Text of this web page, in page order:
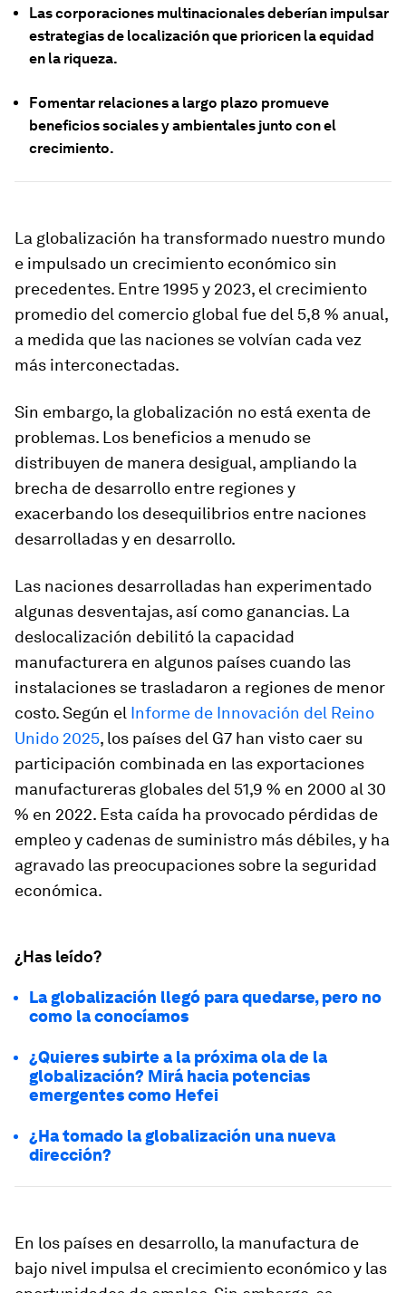
Las corporaciones multinacionales deberían impulsar
estrategias de localización que prioricen la equidad
en la riqueza.
Fomentar relaciones a largo plazo promueve
beneficios sociales y ambientales junto con el
crecimiento.
La globalización ha transformado nuestro mundo
e impulsado un crecimiento económico sin
precedentes. Entre 1995 y 2023, el crecimiento
promedio del comercio global fue del 5,8 % anual,
a medida que las naciones se volvían cada vez
más interconectadas.
Sin embargo, la globalización no está exenta de
problemas. Los beneficios a menudo se
distribuyen de manera desigual, ampliando la
brecha de desarrollo entre regiones y
exacerbando los desequilibrios entre naciones
desarrolladas y en desarrollo.
Las naciones desarrolladas han experimentado
algunas desventajas, así como ganancias. La
deslocalización debilitó la capacidad
manufacturera en algunos países cuando las
instalaciones se trasladaron a regiones de menor
costo. Según el Informe de Innovación del Reino
Unido 2025, los países del G7 han visto caer su
participación combinada en las exportaciones
manufactureras globales del 51,9 % en 2000 al 30
% en 2022. Esta caída ha provocado pérdidas de
empleo y cadenas de suministro más débiles, y ha
agravado las preocupaciones sobre la seguridad
económica.
¿Has leído?
La globalización llegó para quedarse, pero no
como la conocíamos
¿Quieres subirte a la próxima ola de la
globalización? Mirá hacia potencias
emergentes como Hefei
¿Ha tomado la globalización una nueva
dirección?
En los países en desarrollo, la manufactura de
bajo nivel impulsa el crecimiento económico y las